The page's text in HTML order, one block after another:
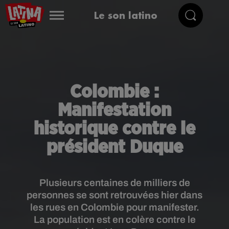
Le son latino
Colombie :
Manifestation
historique contre le
président Duque
Plusieurs centaines de milliers de
personnes se sont retrouvées hier dans
les rues en Colombie pour manifester.
La population est en colère contre le